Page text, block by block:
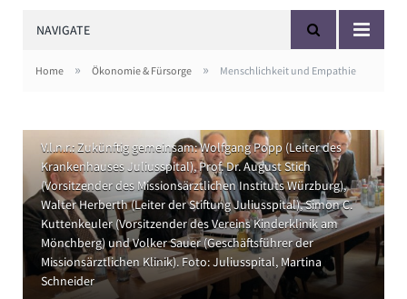
NAVIGATE
Home » Ökonomie & Fürsorge » Menschlichkeit und Empathie
V.l.n.r.: Zukünftig gemeinsam: Wolfgang Popp (Leiter des
Krankenhauses Juliusspital), Prof. Dr. August Stich
(Vorsitzender des Missionsärztlichen Instituts Würzburg),
Walter Herberth (Leiter der Stiftung Juliusspital), Simon C.
Kuttenkeuler (Vorsitzender des Vereins Kinderklinik am
Mönchberg) und Volker Sauer (Geschäftsführer der
Missionsärztlichen Klinik). Foto: Juliusspital, Martina
Schneider